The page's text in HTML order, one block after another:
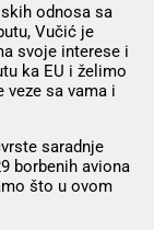
odnosa sa
Vučić je
svoje interese i
ka EU i želimo
sa vama i
saradnje
borbenih aviona
što u ovom